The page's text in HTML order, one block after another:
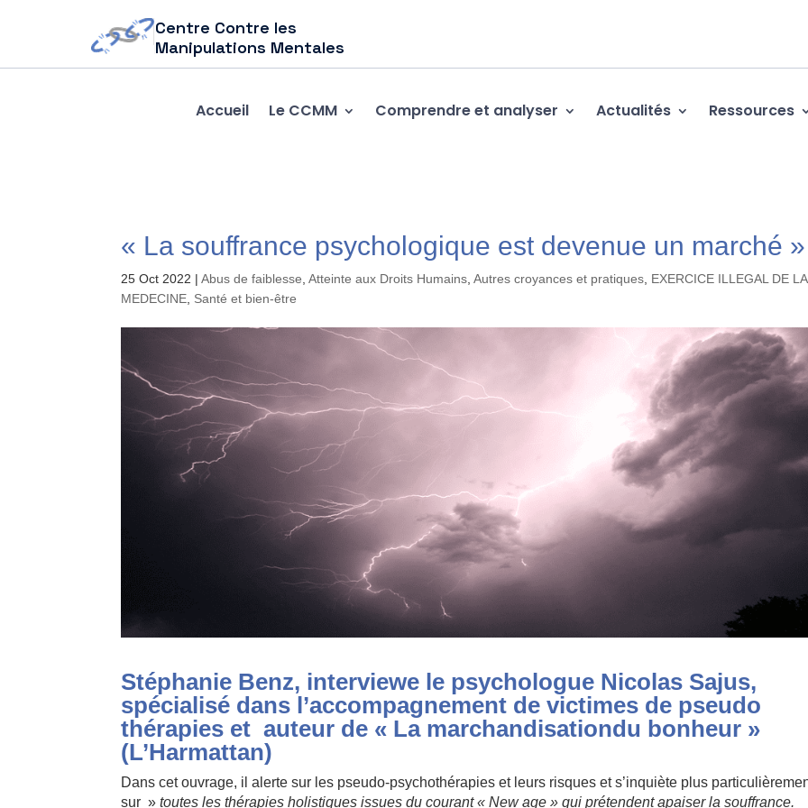
Centre Contre les
Manipulations Mentales
Accueil Le CCMM Comprendre et analyser Actualités Ressources
« La souffrance psychologique est devenue un marché »
25 Oct 2022 |Abus de faiblesse ,Atteinte aux Droits Humains ,Autres croyances et pratiques EXERCICE ILLEGAL DE LA
MEDECINE Santé et bien-être
Stéphanie Benz, interviewe le psychologue Nicolas Sajus,
spécialisé dans l’accompagnement de victimes de pseudo
thérapies et auteur de « La marchandisationdu bonheur »
(L’Harmattan)
Dans cet ouvrage, il alerte sur les pseudo-psychothérapies et leurs risques et s’inquiète plus
sur »toutes les thérapies holistiques issues du courant « New age » qui prétendent apaiser la souffrance.